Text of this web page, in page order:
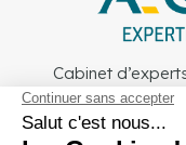
Cabinet